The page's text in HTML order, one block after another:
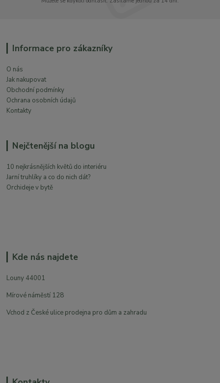
Informace pro zákazníky
O nás
Jak nakupovat
Obchodní podmínky
Ochrana osobních údajů
Kontakty
Nejčtenější na blogu
10 nejkrásnějších květů do interiéru
Jarní truhlíky a co do nich dát?
Orchideje v bytě
Kde nás najdete
Louny 44001
Mírové náměstí 128
Vchod z České ulice prodejna pro dům a zahradu